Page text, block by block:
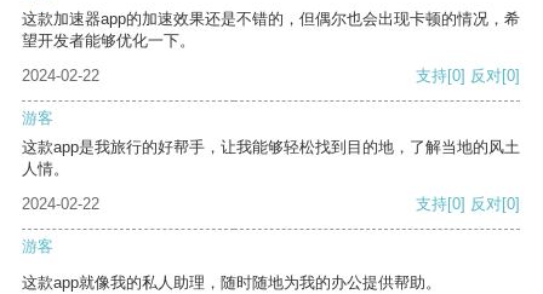
这款加速器app的加速效果还是不错的，但偶尔也会出现卡顿的情况，希
望开发者能够优化一下。
2024-02-22
支持[0] 反对[0]
游客
这款app是我旅行的好帮手，让我能够轻松找到目的地，了解当地的风土
人情。
2024-02-22
支持[0] 反对[0]
游客
这款app就像我的私人助理，随时随地为我的办公提供帮助。